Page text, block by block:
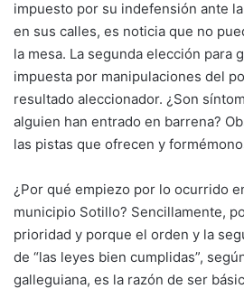
impuesto por su indefensión ante
en sus calles, es noticia que no
la mesa. La segunda elección para
impuesta por manipulaciones del
resultado aleccionador. ¿Son
alguien han entrado en barrena?
las pistas que ofrecen y
¿Por qué empiezo por lo ocurrido
municipio Sotillo? Sencillamente,
prioridad y porque el orden y la
de “las leyes bien cumplidas”,
galleguiana, es la razón de ser